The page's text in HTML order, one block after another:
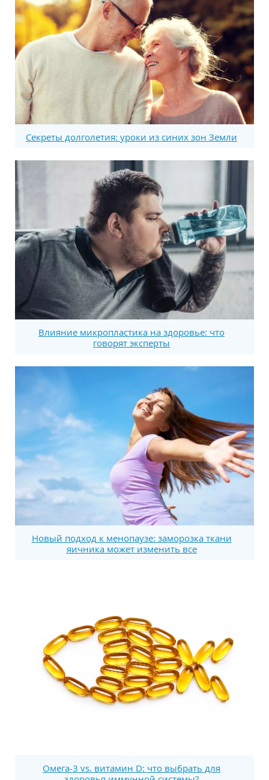
Секреты долголетия: уроки из синих зон Земли
Влияние микропластика на здоровье: что
говорят эксперты
Новый подход к менопаузе: заморозка ткани
яичника может изменить все
Омега-3 vs. витамин D: что выбрать для